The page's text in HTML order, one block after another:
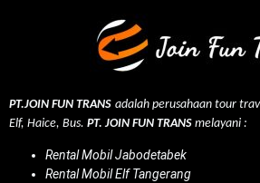
PT.JOIN FUN TRANS adalah perusahaan tour
Elf, Haice, Bus. PT. JOIN FUN TRANS melayani :
Rental Mobil Jabodetabek
Rental Mobil Elf Tangerang